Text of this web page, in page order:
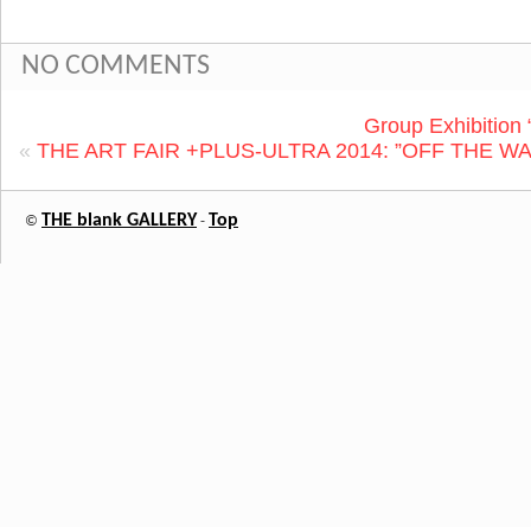
NO COMMENTS
Group Exhibition
« THE ART FAIR +PLUS-ULTRA 2014: ”OFF THE
© THE blank GALLERY - Top